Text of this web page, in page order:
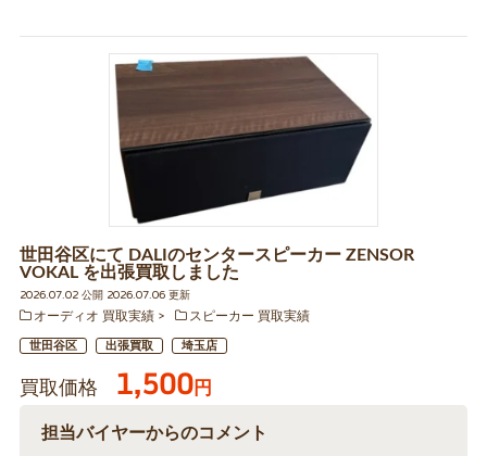
世田谷区にて DALIのセンタースピーカー ZENSOR
VOKAL を出張買取しました
2026.07.02 公開 2026.07.06 更新
オーディオ 買取実績
スピーカー 買取実績
世田谷区 出張買取 埼玉店
買取価格 1,500円
担当バイヤーからのコメント